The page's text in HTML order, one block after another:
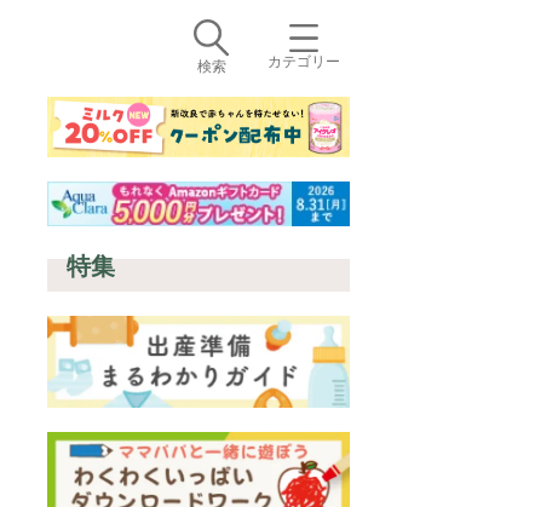
検索 カテゴリー
特集